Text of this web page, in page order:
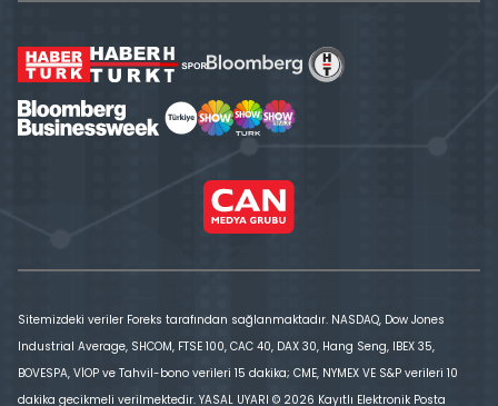
Sitemizdeki veriler Foreks tarafından sağlanmaktadır. NASDAQ, Dow Jones
Industrial Average, SHCOM, FTSE 100, CAC 40, DAX 30, Hang Seng, IBEX 35,
BOVESPA, VİOP ve Tahvil-bono verileri 15 dakika; CME, NYMEX VE S&P verileri 10
dakika gecikmeli verilmektedir. YASAL UYARI © 2026 Kayıtlı Elektronik Posta